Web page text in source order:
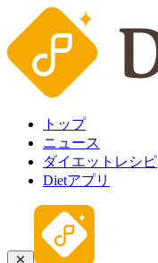
トップ
ニュース
ダイエットレシピ
Dietアプリ